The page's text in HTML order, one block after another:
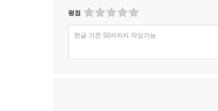
국가인권위원회 장애차별조사관으로 일했던 저
복지라는 이름으로 인간 존엄의 가장 기본적 전
평점
한글 기준 50자까지 작성가능